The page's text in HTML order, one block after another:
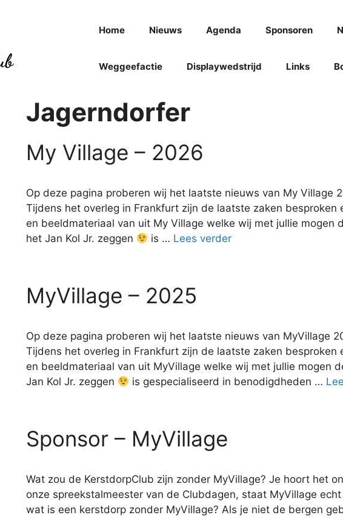
Home Nieuws Agenda Sponsoren
Weggeefactie Displaywedstrijd Links
Jagerndorfer
My Village – 2026
Op deze pagina proberen wij het laatste nieuws van My Village
Tijdens het overleg in Frankfurt zijn de laatste zaken besproken
en beeldmateriaal van uit My Village welke wij met jullie mogen
het Jan Kol Jr. zeggen
is … Lees verder
MyVillage – 2025
Op deze pagina proberen wij het laatste nieuws van MyVillage
Tijdens het overleg in Frankfurt zijn de laatste zaken besproken
en beeldmateriaal van uit MyVillage welke wij met jullie mogen
Jan Kol Jr. zeggen
is gespecialiseerd in benodigdheden …
Sponsor – MyVillage
Wat zou de KerstdorpClub zijn zonder MyVillage? Je hoort het
onze spreekstalmeester van de Clubdagen, staat MyVillage
wat is een kerstdorp zonder MyVillage? Als je niet de bergen